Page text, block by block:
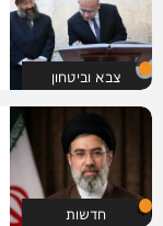
צבא וביטחון
חדשות